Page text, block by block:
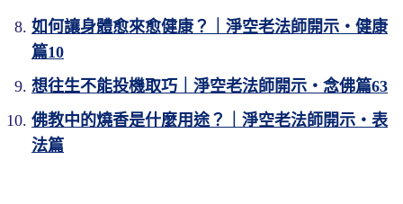
如何讓身體愈來愈健康？｜淨空老法師開示・健康
篇10
想往生不能投機取巧｜淨空老法師開示・念佛篇63
佛教中的燒香是什麼用途？｜淨空老法師開示・表
法篇